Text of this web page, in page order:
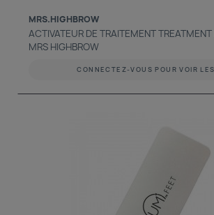
MRS.HIGHBROW
ACTIVATEUR DE TRAITEMENT
MRS HIGHBROW
CONNECTEZ-VOUS POUR VOIR